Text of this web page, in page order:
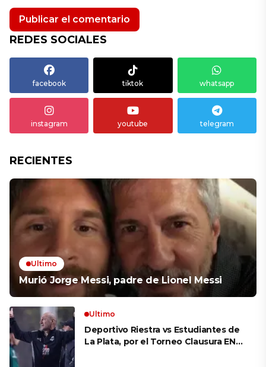
REDES SOCIALES
facebook tiktok whatsapp
instagram youtube telegram
RECIENTES
Ultimo
Murió Jorge Messi, padre de Lionel Messi
Ultimo
Deportivo Riestra vs Estudiantes de
La Plata, por el Torneo Clausura EN